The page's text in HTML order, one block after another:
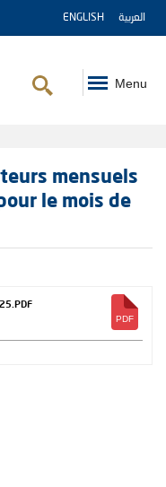
ENGLISH العربية
Menu
mensuels
le mois de